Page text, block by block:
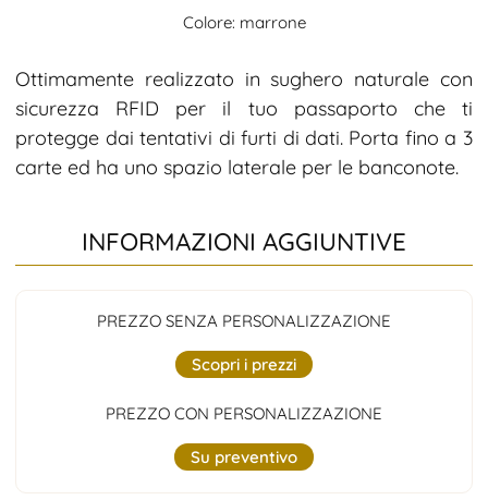
Colore: marrone
Ottimamente realizzato in sughero naturale con
sicurezza RFID per il tuo passaporto che ti
protegge dai tentativi di furti di dati. Porta fino a 3
carte ed ha uno spazio laterale per le banconote.
INFORMAZIONI AGGIUNTIVE
PREZZO SENZA PERSONALIZZAZIONE
Scopri i prezzi
PREZZO CON PERSONALIZZAZIONE
Su preventivo